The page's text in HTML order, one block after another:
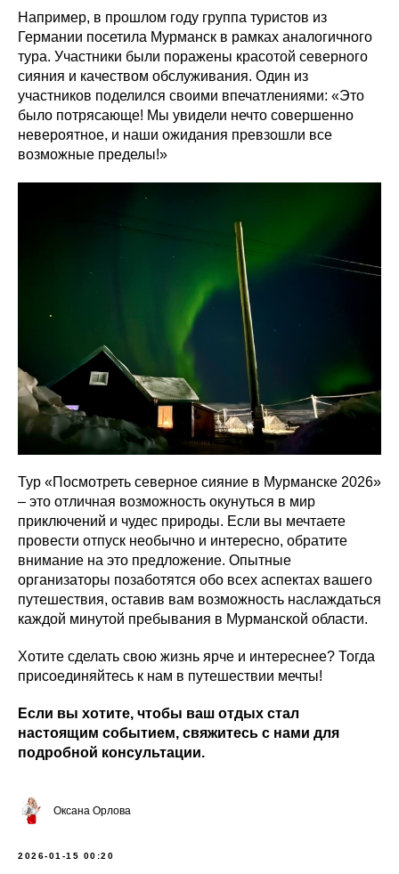
Например, в прошлом году группа туристов из
Германии посетила Мурманск в рамках аналогичного
тура. Участники были поражены красотой северного
сияния и качеством обслуживания. Один из
участников поделился своими впечатлениями: «Это
было потрясающе! Мы увидели нечто совершенно
невероятное, и наши ожидания превзошли все
возможные пределы!»
Тур «Посмотреть северное сияние в Мурманске 2026»
– это отличная возможность окунуться в мир
приключений и чудес природы. Если вы мечтаете
провести отпуск необычно и интересно, обратите
внимание на это предложение. Опытные
организаторы позаботятся обо всех аспектах вашего
путешествия, оставив вам возможность наслаждаться
каждой минутой пребывания в Мурманской области.
Хотите сделать свою жизнь ярче и интереснее? Тогда
присоединяйтесь к нам в путешествии мечты!
Если вы хотите, чтобы ваш отдых стал
настоящим событием, свяжитесь с нами для
подробной консультации.
Оксана Орлова
2026-01-15 00:20